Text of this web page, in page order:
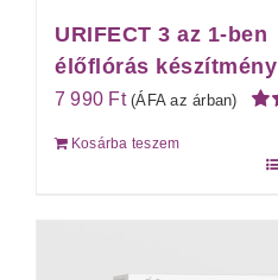
URIFECT 3 az 1-ben
élőflórás készítmény
7 990 Ft (ÁFA az árban)
Kosárba teszem